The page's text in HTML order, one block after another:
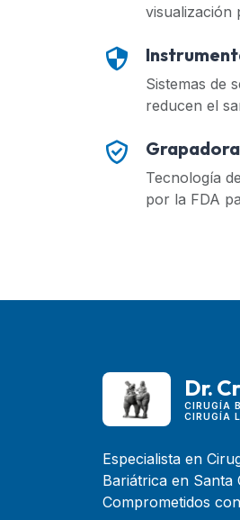
visualización
Sistemas de
reducen el
Tecnología
por la FDA
Dr.
CIRUGÍA
CIRUGÍA
Especialista en
Bariátrica en Santa
Comprometidos